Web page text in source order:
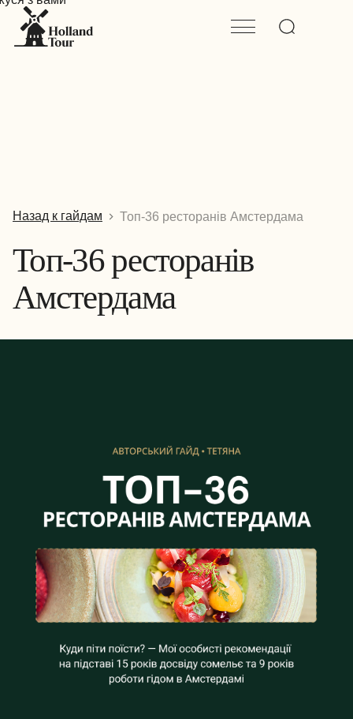
Назад к гайдам Топ-36 ресторанів Амстердама
Топ-36 ресторанів
Амстердама